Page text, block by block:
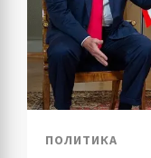
ПОЛИТИКА